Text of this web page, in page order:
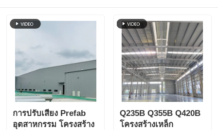
โครงสร้างเหล็กหลายชั้น
โครงสร้างเหล็กอุตสาหกรรม
อาคารเหล็กสาธารณะ
โครงสร้างเหล็กพาณิชย์
การปรับเสียง Prefab
อุตสาหกรรม โครงสร้าง
Q235B Q355B Q420B
โครงสร้างเหล็ก